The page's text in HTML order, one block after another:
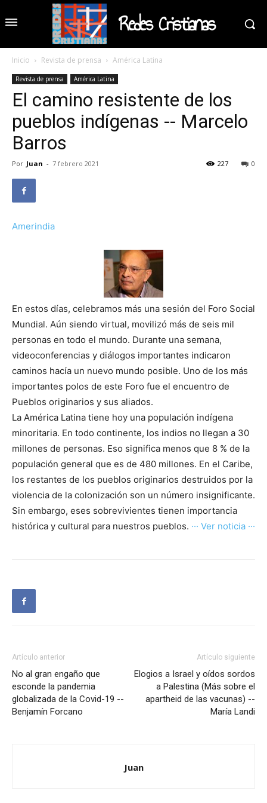
Redes Cristianas
Inicio Revista de prensa América Latina
Revista de prensa América Latina
El camino resistente de los
pueblos indígenas -- Marcelo
Barros
Por Juan - 7 febrero 2021 0
227
Amerindia
En estos días, celebramos más una sesión del Foro Social
Mundial. Aún siendo virtual, movilizó más de seis mil
personas en todo el mundo. Durante una semana,
videoconferencias y diálogos importantes indicaron
caminos hacía un nuevo mundo posible. Uno de los más
importantes polos de este Foro fue el encuentro de
Pueblos originarios y sus aliados.
La América Latina tiene hoy una populación indígena
minoritaria. En todo continente, los indios no llegan a 30
millones de personas. Eso significa menos que 8 % de la
populación general que es de 480 millones. En el Caribe,
los restantes de los pueblos originarios destruidos por la
violencia de la colonización son un número insignificante.
Sin embargo, eses sobrevivientes tienen importancia
histórica y cultural para nuestros pueblos. ··· Ver noticia ···
Artículo anterior
No al gran engaño que
esconde la pandemia
globalizada de la Covid-19 --
Benjamín Forcano
Artículo siguiente
Elogios a Israel y oídos sordos
a Palestina (Más sobre el
apartheid de las vacunas) --
María Landi
Juan